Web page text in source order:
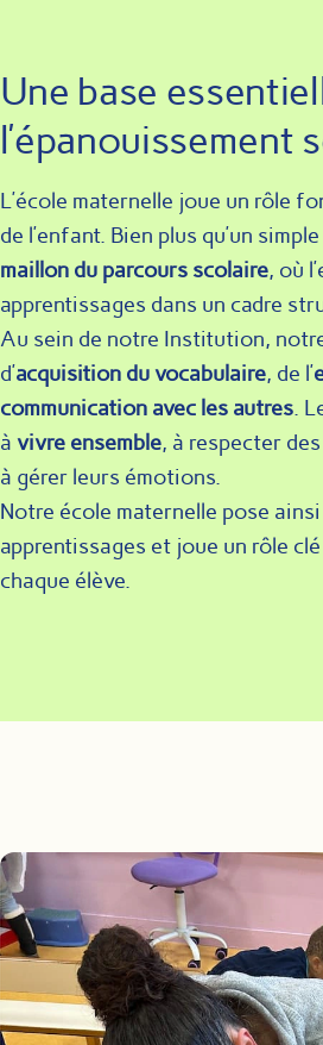
Une base
l’épanouissement
L’école maternelle joue un rôle
de l’enfant. Bien plus qu’un
maillon du parcours scolaire, où
apprentissages dans un cadre
Au sein de notre Institution,
d’acquisition du vocabulaire, de l’
communication avec les autres.
à vivre ensemble, à respecter
à gérer leurs émotions.
Notre école maternelle pose
apprentissages et joue un rôle
chaque élève.